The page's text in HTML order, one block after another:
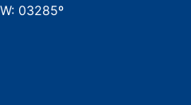
03285º